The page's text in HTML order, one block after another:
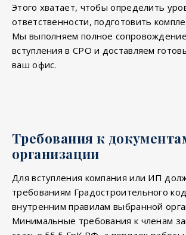
Этого хватает, чтобы определить
ответственности, подготовить
Мы выполняем полное
вступления в СРО и доставляем
ваш офис.
Требования к
организации
Для вступления компания или ИП
требованиям Градостроительного
внутренним правилам выбранной
Минимальные требования к членам